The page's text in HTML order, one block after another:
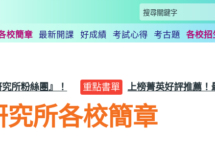
校簡章 最新開課 好成績 考試心得 考古題 各校招
所粉絲團』！ 重點書單 上榜菁英好評推薦！
究所各校簡章